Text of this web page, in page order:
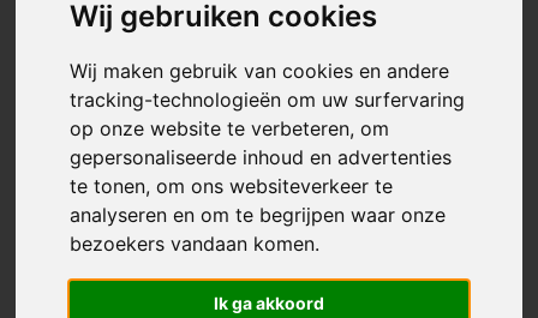
Wij gebruiken cookies
Wij maken gebruik van cookies en andere
tracking-technologieën om uw surfervaring
op onze website te verbeteren, om
gepersonaliseerde inhoud en advertenties
te tonen, om ons websiteverkeer te
analyseren en om te begrijpen waar onze
bezoekers vandaan komen.
Ik ga akkoord
Dubbelwandige thermosfles
(500 ml)
Artikelnummer:75345
Beste keuze